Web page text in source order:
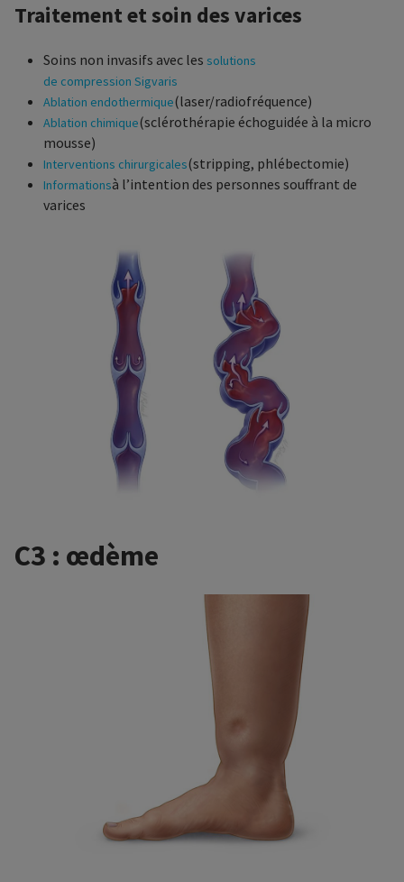
Traitement et soin des varices
Soins non invasifs avec les solutions
de compression Sigvaris
Ablation endothermique(laser/radiofréquence)
Ablation chimique(sclérothérapie échoguidée à la micro
mousse)
Interventions chirurgicales(stripping, phlébectomie)
Informationsà l’intention des personnes souffrant de
varices
C3 : œdème